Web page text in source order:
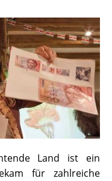
Land ist ein
für zahlreiche